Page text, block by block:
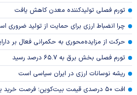
تورم فصلی تولیدکننده معدن کاهش یافت
چرا انضباط ارزی برای حمایت از تولید ضروری
حرکت از مزایده‌محوری به حکمرانی فعال بر
تورم فصلی بخش برق به ۶۵.۷ درصد رسید
ریشه نوسانات ارزی در ایران سیاسی است
افت ۵۰ درصدی قیمت بیت‌کوین؛ فرصت خرید یا آغاز دوره نزولی؟